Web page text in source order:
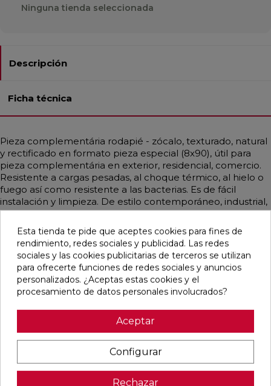
Ninguna tienda seleccionada
Descripción
Ficha técnica
Pieza complementária rodapié - zócalo, texturado, natural
y rectificado en formato pieza especial (8x90), útil para
pieza complementária en exterior, residencial, comercio.
Resistente a cargas pesadas, al choque térmico, al hielo o
fuego así como resistente a las bacterias. Es de fácil
instalación y limpieza. De estilo contemporáneo, industrial,
rústico y artesanal, vintage y simulando piedra
mayoritariamente en color taupe, gris medio.
Pensamos que te puede interesar
ALAPLANA
VERONA
WHITE MATE
favorite
KAWAII GREY
MATE
PALOMASTONE
Esta tienda te pide que aceptes cookies para fines de
rendimiento, redes sociales y publicidad. Las redes
sociales y las cookies publicitarias de terceros se utilizan
para ofrecerte funciones de redes sociales y anuncios
personalizados. ¿Aceptas estas cookies y el
procesamiento de datos personales involucrados?
Aceptar
Configurar
Rechazar